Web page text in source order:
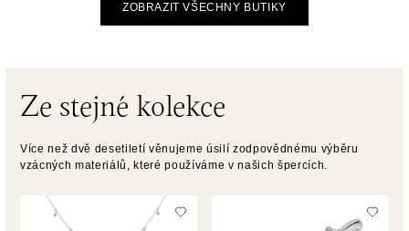
ALOve OC Aupark, Bratislava
ALOve OC Eurovea, Bratislava
Pribinova 8, 811 09 Bratislava
tel.: +421917090467
ZOBRAZIT VŠECHNY BUTIKY
Ze stejné kolekce
Více než dvě desetiletí věnujeme úsilí zodpovědnému výběru
vzácných materiálů, které používáme v našich špercích.